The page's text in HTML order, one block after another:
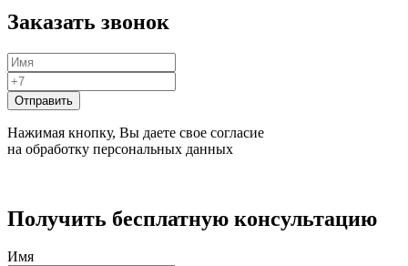
Заказать звонок
Нажимая кнопку, Вы даете свое согласие
на обработку персональных данных
Получить бесплатную консультацию
Имя